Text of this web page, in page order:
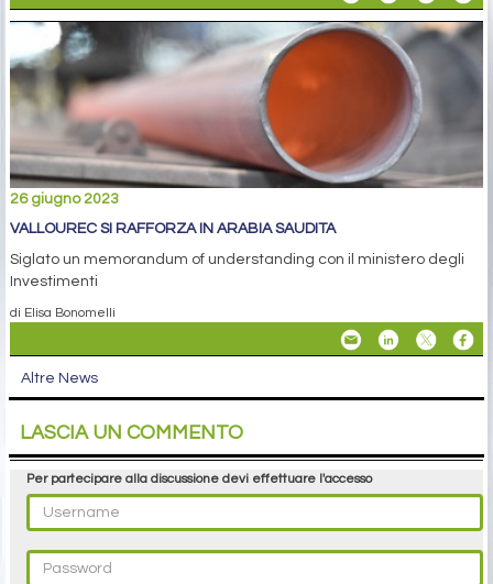
26 giugno 2023
VALLOUREC SI RAFFORZA IN ARABIA SAUDITA
Siglato un memorandum of understanding con il ministero degli
Investimenti
di Elisa Bonomelli
Altre News
LASCIA UN COMMENTO
Per partecipare alla discussione devi effettuare l'accesso